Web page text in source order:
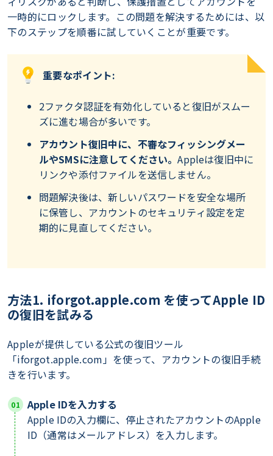
一時的にロックします。この問題を解決するためには、以
下のステップを順番に試していくことが重要です。
重要なポイント:
2ファクタ認証を有効化していると復旧がスムー
ズに進む場合が多いです。
アカウント復旧中に、不審なフィッシングメー
ルやSMSに注意してください。Appleは復旧中に
リンクや添付ファイルを送信しません。
問題解決後は、新しいパスワードを安全な場所
に保管し、アカウントのセキュリティ設定を定
期的に見直してください。
方法1. iforgot.apple.com を使ってApple ID
の復旧を試みる
Appleが提供している公式の復旧ツール
「iforgot.apple.com」を使って、アカウントの復旧手続
きを行います。
Apple IDを入力する
Apple IDの入力欄に、停止されたアカウントのApple
ID（通常はメールアドレス）を入力します。